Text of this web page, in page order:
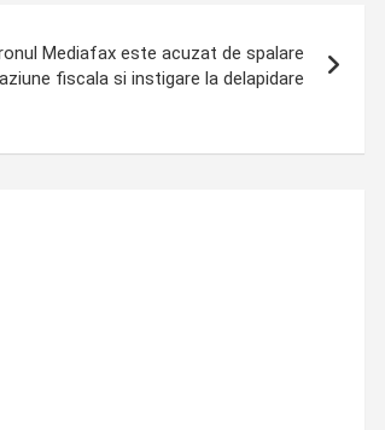
Mediafax este acuzat de spalare
fiscala si instigare la delapidare